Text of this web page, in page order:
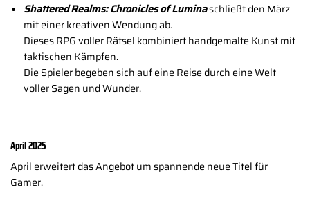
Shattered Realms: Chronicles of Luminaschließt den März
mit einer kreativen Wendung ab.
Dieses RPG voller Rätsel kombiniert handgemalte Kunst mit
taktischen Kämpfen.
Die Spieler begeben sich auf eine Reise durch eine Welt
voller Sagen und Wunder.
April 2025
April erweitert das Angebot um spannende neue Titel für
Gamer.